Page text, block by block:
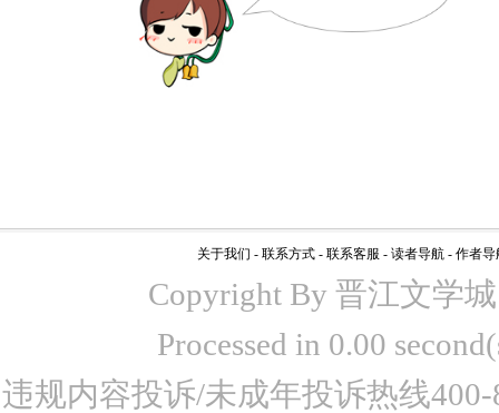
关于我们 - 联系方式 - 联系客服 - 读者导航 - 作者导
Copyright By 晋江文学
Processed in 0.00
违规内容投诉/未成年投诉热线